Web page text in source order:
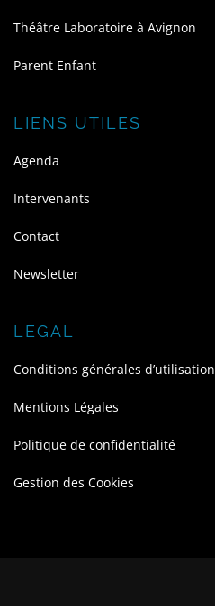
Théâtre Laboratoire à Avignon
Parent Enfant
LIENS UTILES
Agenda
Intervenants
Contact
Newsletter
LEGAL
Conditions générales d’utilisation
Mentions Légales
Politique de confidentialité
Gestion des Cookies